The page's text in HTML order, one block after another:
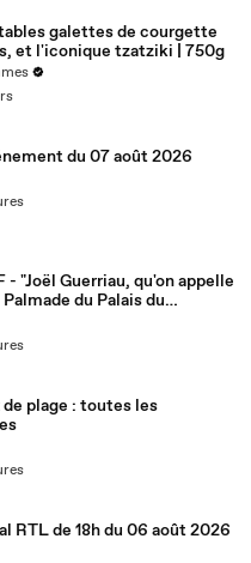
galettes de courgette
et l'iconique tzatziki | 750g
du 07 août 2026
- "Joël Guerriau, qu'on appelle
du Palais du
de plage : toutes les
RTL de 18h du 06 août 2026